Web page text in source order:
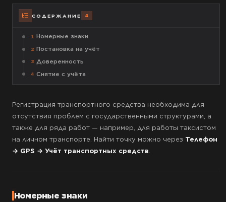
СОДЕРЖАНИЕ 4
1 Номерные знаки
2 Постановка на учёт
3 Доверенность
4 Снятие с учёта
Регистрация транспортного средства необходима для
отсутствия проблем с государственными структурами, а
также для ряда работ — например, для работы таксистом
на личном транспорте. Найти точку можно через Телефон
→ GPS → Учёт транспортных средств
Номерные знаки